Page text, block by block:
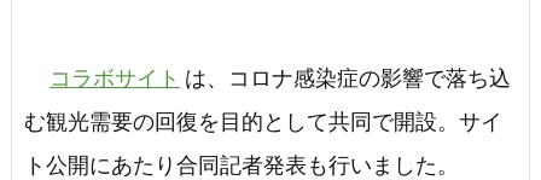
コラボサイト は、コロナ感染症の影響で落ち込
む観光需要の回復を目的として共同で開設。サイ
ト公開にあたり合同記者発表も行いました。